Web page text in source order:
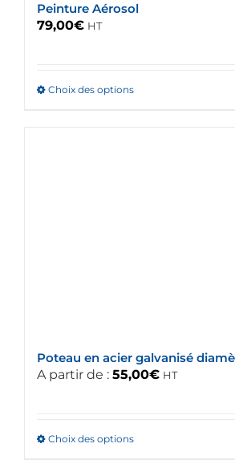
Peinture Aérosol
79,00€ HT
Choix des optionsCe
produit
Poteau en acier galvanisé
A partir de : 55,00€ HT
Choix des optionsCe